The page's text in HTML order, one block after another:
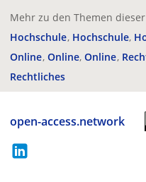
Mehr zu den Themen
Hochschule Hochschule
Online Online Online
Rechtliches
open-access.network